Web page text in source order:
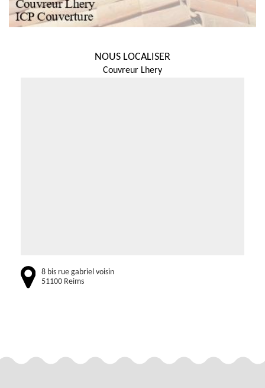
NOUS LOCALISER
Couvreur Lhery
8 bis rue gabriel voisin
51100 Reims